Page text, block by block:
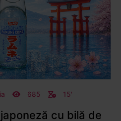
685 15'
cu bilă de